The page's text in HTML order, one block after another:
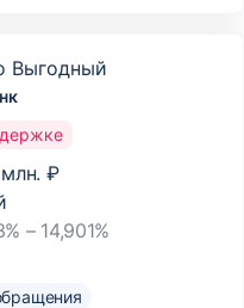
Выгодный
млн. ₽
– 14,901%